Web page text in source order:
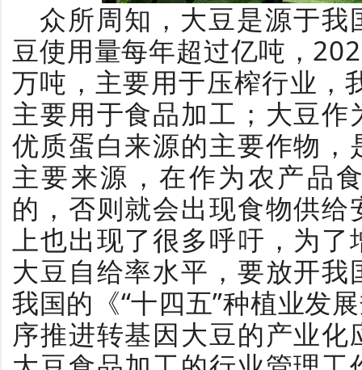
众所周知，大豆是源于
豆使用量每年超过亿吨，
万吨，主要用于压榨行业，
主要用于食品加工；大豆
优质蛋白来源的主要作物
主要来源，在作为农产品
的，否则就会出现食物供
上也出现了很多呼吁，为
大豆自给率水平，要放开
我国的《“十四五”种植业发
序推进转基因大豆的产业